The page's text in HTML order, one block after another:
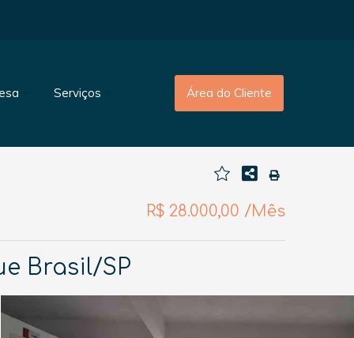
Serviços Área do Cliente
R$ 28.000,00 /Mês
Brasil/SP